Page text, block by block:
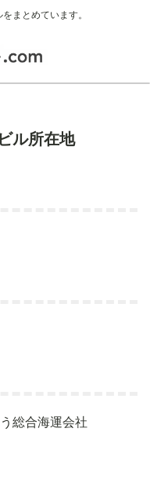
まとめています。
ル所在地
総合海運会社